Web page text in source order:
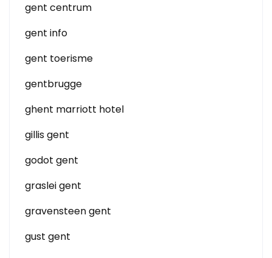
gent centrum
gent info
gent toerisme
gentbrugge
ghent marriott hotel
gillis gent
godot gent
graslei gent
gravensteen gent
gust gent